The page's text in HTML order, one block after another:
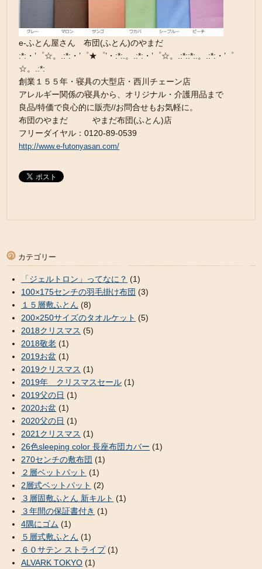
e-ふとん屋さん 布団(ふとん)のやまだ
:*:・’゜☆。.:*:・’゜★゜’・:*:.。.:*:・’゜☆。.:*::*:.。.:*:・’゜
☆。.:*:
創業１５５年・寝具の大型店・西川チェーン店
アレルギー関係の寝具から、オリジナル・介護用品まで
良品/特価で良心的に販売//お問合せもお気軽に。
布団のやまだ やまだ布団(ふとん)店
フリーダイヤル：0120-89-0539
http://www.e-futonyasan.com/
カテゴリー
「ジェルトロン」ってなに？ (1)
100×175センチの羽毛掛け布団 (3)
１５層敷ふとん (8)
200×250サイズのタオルケット (5)
2018クリスマス (5)
2018敬老 (1)
2019お盆 (1)
2019クリスマス (1)
2019年 クリスマスセール (1)
2019父の日 (1)
2020お盆 (1)
2020父の日 (1)
2021クリスマス (1)
26色sleeping color 長座布団カバー (1)
270センチの敷布団 (1)
２層ベットパット (1)
2層式ベットパット (2)
３層固敷ふとん 新キルト (1)
３年間の保証書付き (1)
4隅にゴム (1)
５層式敷ふとん (1)
６０サテン ストライプ(1)
ALVARK TOKYO (1)